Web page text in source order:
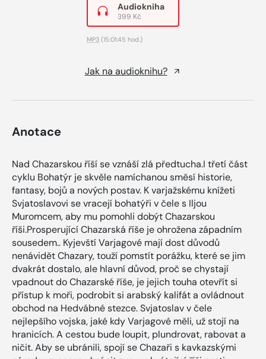
Audiokniha
399 Kč
MP3 (15:01:45 hod.)
Jak na audioknihu?
Anotace
Nad Chazarskou říší se vznáší zlá předtucha.I třetí část
cyklu Bohatýr je skvěle namíchanou směsí historie,
fantasy, bojů a nových postav. K varjažskému knížeti
Svjatoslavovi se vracejí bohatýři v čele s Iljou
Muromcem, aby mu pomohli dobýt Chazarskou
říši.Prosperující Chazarská říše je ohrožena západním
sousedem.. Kyjevští Varjagové mají dost důvodů
nenávidět Chazary, touží pomstít porážku, které se jim
dvakrát dostalo, ale hlavní důvod, proč se chystají
vpadnout do Chazarské říše, je jejich touha otevřít si
přístup k moři, podrobit si arabský kalifát a ovládnout
obchod na Hedvábné stezce. Svjatoslav v čele
nejlepšího vojska, jaké kdy Varjagové měli, už stojí na
hranicích. A cestou bude loupit, plundrovat, rabovat a
ničit. Aby se ubránili, spojí se Chazaři s kavkazskými